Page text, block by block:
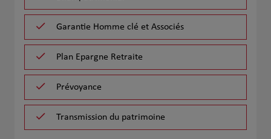
Garantie Homme clé et Associés
Plan Epargne Retraite
Prévoyance
Transmission du patrimoine